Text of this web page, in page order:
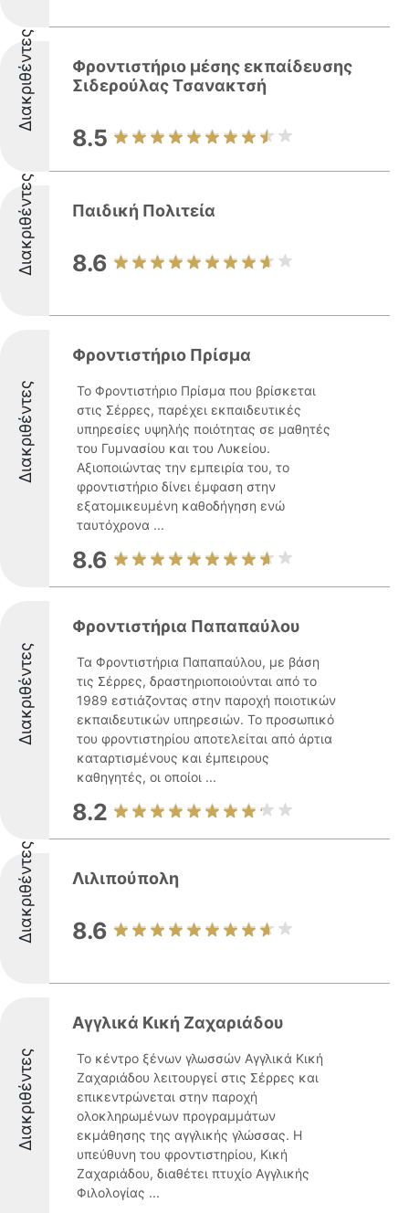
Διακριθέντες
Φροντιστήριο μέσης εκπαίδευσης
Σιδερούλας Τσανακτσή
8.5
Διακριθέντες Παιδική Πολιτεία
8.6
Διακριθέντες
Φροντιστήριο Πρίσμα
Το Φροντιστήριο Πρίσμα που βρίσκεται
στις Σέρρες, παρέχει εκπαιδευτικές
υπηρεσίες υψηλής ποιότητας σε μαθητές
του Γυμνασίου και του Λυκείου.
Αξιοποιώντας την εμπειρία του, το
φροντιστήριο δίνει έμφαση στην
εξατομικευμένη καθοδήγηση ενώ
ταυτόχρονα ...
8.6
Διακριθέντες
Φροντιστήρια Παπαπαύλου
Τα Φροντιστήρια Παπαπαύλου, με βάση
τις Σέρρες, δραστηριοποιούνται από το
1989 εστιάζοντας στην παροχή ποιοτικών
εκπαιδευτικών υπηρεσιών. Το προσωπικό
του φροντιστηρίου αποτελείται από άρτια
καταρτισμένους και έμπειρους
καθηγητές, οι οποίοι ...
8.2
Διακριθέντες Λιλιπούπολη
8.6
Διακριθέντες
Αγγλικά Κική Ζαχαριάδου
Το κέντρο ξένων γλωσσών Αγγλικά Κική
Ζαχαριάδου λειτουργεί στις Σέρρες και
επικεντρώνεται στην παροχή
ολοκληρωμένων προγραμμάτων
εκμάθησης της αγγλικής γλώσσας. Η
υπεύθυνη του φροντιστηρίου, Κική
Ζαχαριάδου, διαθέτει πτυχίο Αγγλικής
Φιλολογίας ...